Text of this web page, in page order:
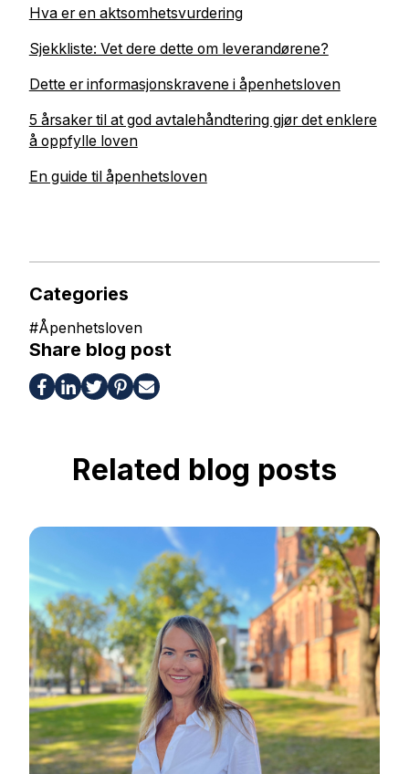
Hva er en aktsomhetsvurdering
Sjekkliste: Vet dere dette om leverandørene?
Dette er informasjonskravene i åpenhetsloven
5 årsaker til at god avtalehåndtering gjør det enklere
å oppfylle loven
En guide til åpenhetsloven
Categories
#Åpenhetsloven
Share blog post
Related blog posts